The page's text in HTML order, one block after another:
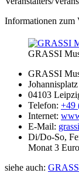
Informationen zum
GRASSI
GRASSI
Johannisplatz
04103
Telefon: +49
Internet:
E-Mail:
Di/Do-So,
Monat 3
siehe auch: